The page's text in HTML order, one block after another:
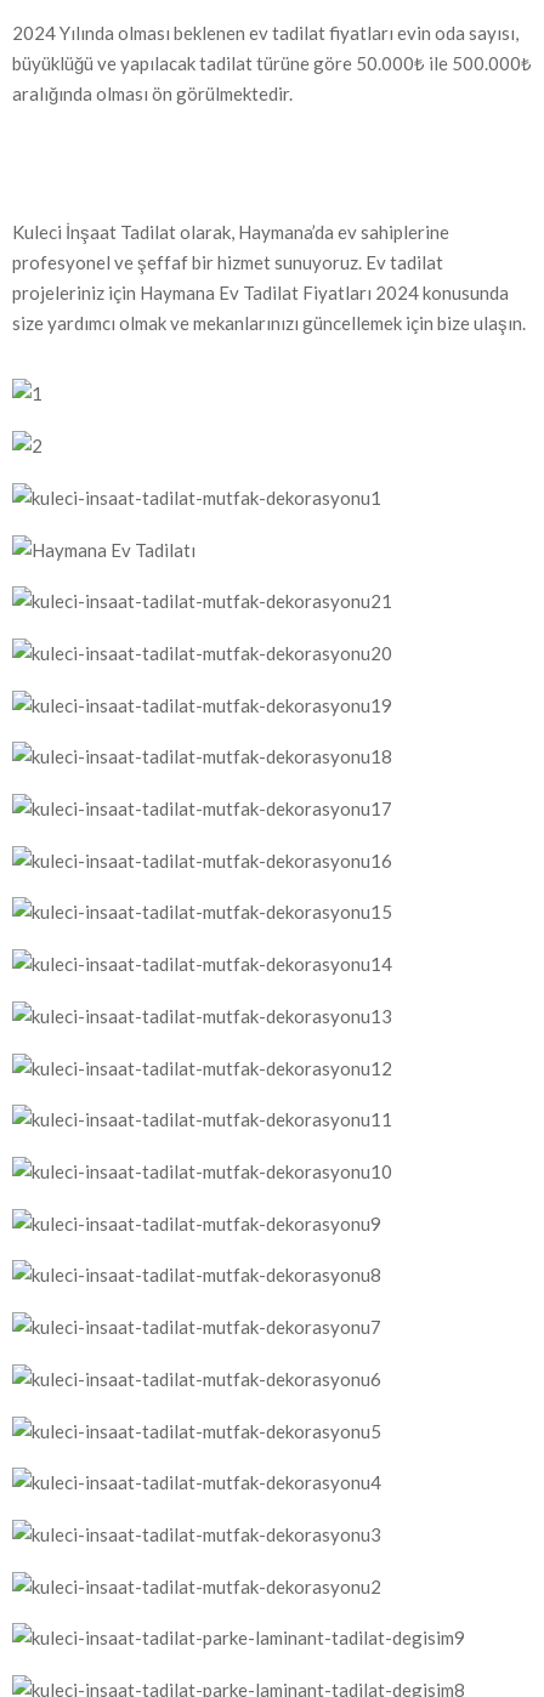
2024 Yılında olması beklenen ev tadilat fiyatları evin oda sayısı,
büyüklüğü ve yapılacak tadilat türüne göre 50.000₺ ile 500.000₺
aralığında olması ön görülmektedir.
Kuleci İnşaat Tadilat olarak, Haymana’da ev sahiplerine
profesyonel ve şeffaf bir hizmet sunuyoruz. Ev tadilat
projeleriniz için Haymana Ev Tadilat Fiyatları 2024 konusunda
size yardımcı olmak ve mekanlarınızı güncellemek için bize ulaşın.